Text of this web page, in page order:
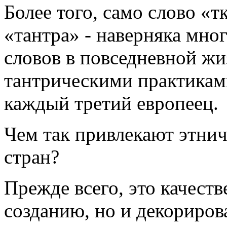
Более того, само слово
«тантра» - наверняка
словов в повседневной
тантрическими
каждый третий европеец.
Чем так привлекают
стран?
Прежде всего, это
созданию, но и